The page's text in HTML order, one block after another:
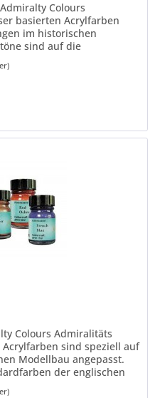
Colours
basierten Acrylfarben
im historischen
sind auf die
Colours Admiralitäts
Acrylfarben sind speziell auf
Modellbau angepasst.
der englischen